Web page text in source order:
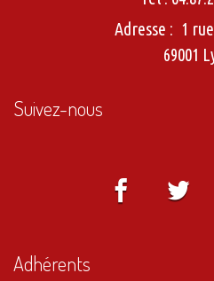
Adresse : 1
69001
Suivez-nous
Adhérents